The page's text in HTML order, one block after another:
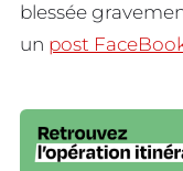
blessée
un post